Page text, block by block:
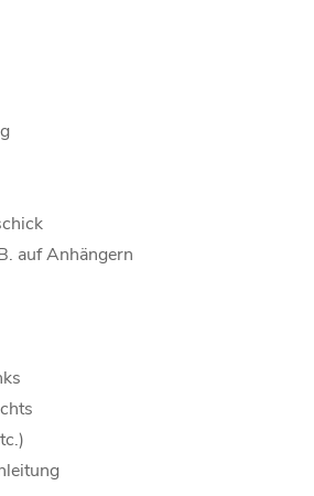
auf Anhängern